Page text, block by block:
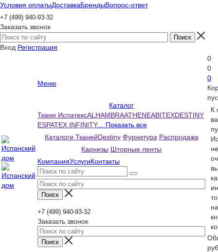
Условия оплатыДоставкаБрендыВопрос-ответ
+7 (499) 940-93-32
Заказать звонок
Вход Регистрация
Меню
Каталог
Ткани ИспатексALHAMBRAATHENEABITEXDESTINY
ESPATEX INFINITY ... Показать все
Каталоги ТканейDestiny Фурнитура Распродажа
Карнизы Шторные ленты
КомпанияУслугиКонтакты
+7 (499) 940-93-32
Заказать звонок
0
0
0
К
руб